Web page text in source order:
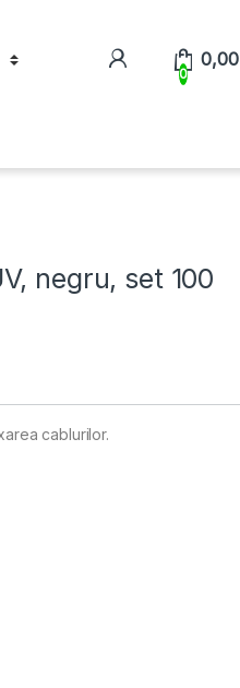
0
0,00
negru, set 100
cablurilor.